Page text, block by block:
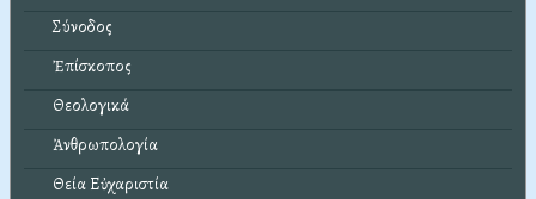
Σύνοδος
Ἐπίσκοπος
Θεολογικά
Ἀνθρωπολογία
Θεία Εὐχαριστία